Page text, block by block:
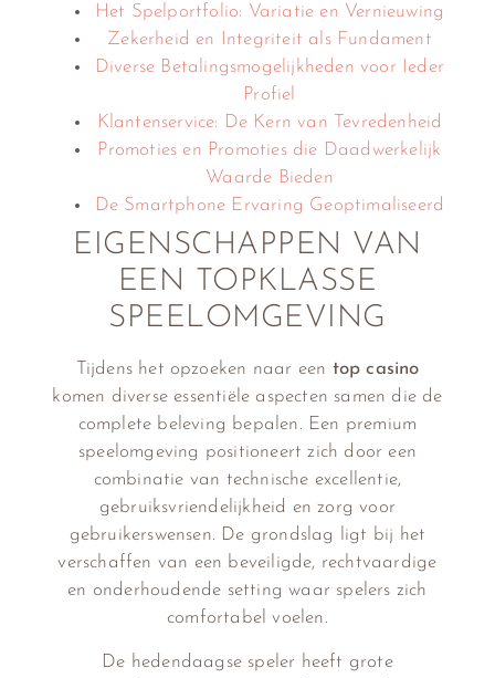
Het Spelportfolio: Variatie en Vernieuwing
Zekerheid en Integriteit als Fundament
Diverse Betalingsmogelijkheden voor Ieder
Profiel
Klantenservice: De Kern van Tevredenheid
Promoties en Promoties die Daadwerkelijk
Waarde Bieden
De Smartphone Ervaring Geoptimaliseerd
EIGENSCHAPPEN VAN
EEN TOPKLASSE
SPEELOMGEVING
Tijdens het opzoeken naar een top casino
komen diverse essentiële aspecten samen die de
complete beleving bepalen. Een premium
speelomgeving positioneert zich door een
combinatie van technische excellentie,
gebruiksvriendelijkheid en zorg voor
gebruikerswensen. De grondslag ligt bij het
verschaffen van een beveiligde, rechtvaardige
en onderhoudende setting waar spelers zich
comfortabel voelen.
De hedendaagse speler heeft grote